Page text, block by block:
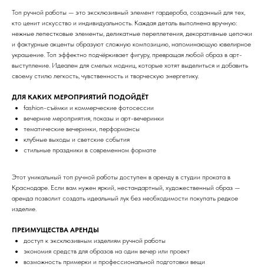
Топ ручной работы — это эксклюзивный элемент гардероба, созданный для тех,
кто ценит искусство и индивидуальность. Каждая деталь выполнена вручную:
нежные лепестковые элементы, деликатные переплетения, декоративные цепочки
и фактурные акценты образуют сложную композицию, напоминающую ювелирное
украшение. Топ эффектно подчёркивает фигуру, превращая любой образ в арт-
выступление. Идеален для смелых модниц, которые хотят выделиться и добавить
своему стилю легкость, чувственность и творческую энергетику.
ДЛЯ КАКИХ МЕРОПРИЯТИЙ ПОДОЙДЁТ
fashion-съёмки и коммерческие фотосессии
вечерние мероприятия, показы и арт-вечеринки
тематические вечеринки, перформансы
клубные выходы и светские события
стильные праздники в современном формате
Этот уникальный топ ручной работы доступен в аренду в студии проката в
Краснодаре. Если вам нужен яркий, нестандартный, художественный образ —
аренда позволит создать идеальный лук без необходимости покупать редкое
изделие.
ПРЕИМУЩЕСТВА АРЕНДЫ
доступ к эксклюзивным изделиям ручной работы
экономия средств для образов на один вечер или проект
возможность примерки и профессиональной подготовки вещи